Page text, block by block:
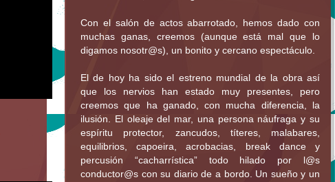
Con el salón de actos abarrotado, hemos dado con
muchas ganas, creemos (aunque está mal que lo
digamos nosotr@s), un bonito y cercano espectáculo.
El de hoy ha sido el estreno mundial de la obra así
que los nervios han estado muy presentes, pero
creemos que ha ganado, con mucha diferencia, la
ilusión. El oleaje del mar, una persona náufraga y su
espíritu protector, zancudos, títeres, malabares,
equilibrios, capoeira, acrobacias, break dance y
percusión “cacharrística” todo hilado por l@s
conductor@s con su diario de a bordo. Un sueño y un